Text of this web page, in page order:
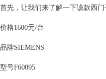
首先，让我们来了解一下该款西
价格1600元/台
品牌SIEMENS
型号F60095